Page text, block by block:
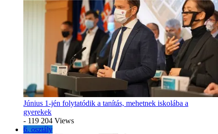
Június 1-jén folytatódik a tanítás, mehetnek iskolába a
gyerekek
- 119 204 Views
6. osztály